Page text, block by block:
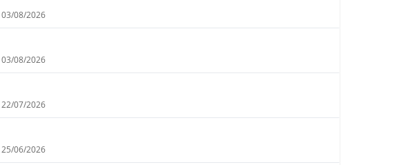
03/08/2026
03/08/2026
22/07/2026
25/06/2026